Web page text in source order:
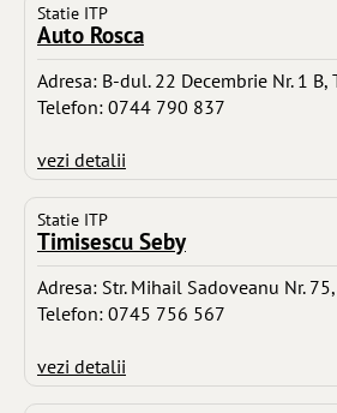
Statie ITP
Auto Rosca
Adresa: B-dul. 22 Decembrie Nr. 1 B,
Telefon: 0744 790 837
vezi detalii
Statie ITP
Timisescu Seby
Adresa: Str. Mihail Sadoveanu Nr.
Telefon: 0745 756 567
vezi detalii